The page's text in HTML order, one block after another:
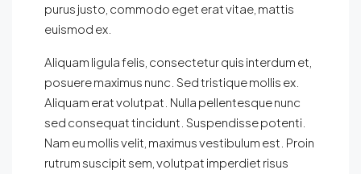
purus justo, commodo eget erat vitae, mattis
euismod ex.
Aliquam ligula felis, consectetur quis interdum et,
posuere maximus nunc. Sed tristique mollis ex.
Aliquam erat volutpat. Nulla pellentesque nunc
sed consequat tincidunt. Suspendisse potenti.
Nam eu mollis velit, maximus vestibulum est. Proin
rutrum suscipit sem, volutpat imperdiet risus